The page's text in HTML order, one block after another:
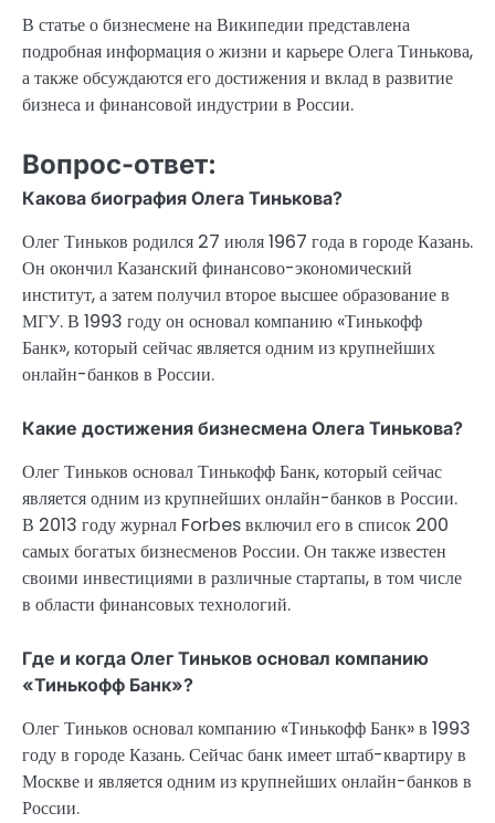
В статье о бизнесмене на Википедии представлена
подробная информация о жизни и карьере Олега Тинькова,
а также обсуждаются его достижения и вклад в развитие
бизнеса и финансовой индустрии в России.
Вопрос-ответ:
Какова биография Олега Тинькова?
Олег Тиньков родился 27 июля 1967 года в городе Казань.
Он окончил Казанский финансово-экономический
институт, а затем получил второе высшее образование в
МГУ. В 1993 году он основал компанию «Тинькофф
Банк», который сейчас является одним из крупнейших
онлайн-банков в России.
Какие достижения бизнесмена Олега Тинькова?
Олег Тиньков основал Тинькофф Банк, который сейчас
является одним из крупнейших онлайн-банков в России.
В 2013 году журнал Forbes включил его в список 200
самых богатых бизнесменов России. Он также известен
своими инвестициями в различные стартапы, в том числе
в области финансовых технологий.
Где и когда Олег Тиньков основал компанию
«Тинькофф Банк»?
Олег Тиньков основал компанию «Тинькофф Банк» в 1993
году в городе Казань. Сейчас банк имеет штаб-квартиру в
Москве и является одним из крупнейших онлайн-банков в
России.